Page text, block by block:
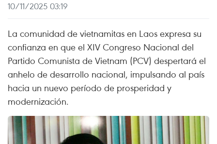
10/11/2025 03:19
La comunidad de vietnamitas en Laos expresa su
confianza en que el XIV Congreso Nacional del
Partido Comunista de Vietnam (PCV) despertará el
anhelo de desarrollo nacional, impulsando al país
hacia un nuevo período de prosperidad y
modernización.